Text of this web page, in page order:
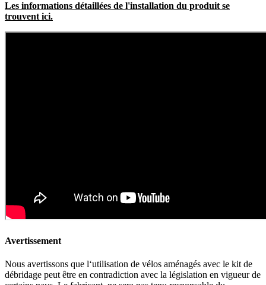
Les informations détaillées de l'installation du produit se
trouvent ici.
Avertissement
Nous avertissons que l‘utilisation de vélos aménagés avec le kit de
débridage peut être en contradiction avec la législation en vigueur de